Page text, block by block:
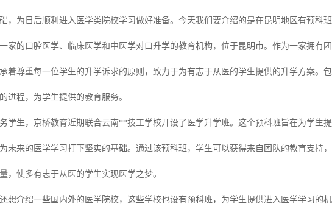
，为日后顺利进入医学类院校学习做好准备。今天我们要介绍的是在昆明地区有预科班
家的口腔医学、临床医学和中医学对口升学的教育机构，位于昆明市。作为一家拥有
着尊重每一位学生的升学诉求的原则，致力于为有志于从医的学生提供的升学方案。
进程，为学生提供的教育服务。
学生，京桥教育近期联合云南**技工学校开设了医学升学班。这个预科班旨在为学生
未来的医学学习打下坚实的基础。通过该预科班，学生可以获得来自团队的教育支持
，使多有志于从医的学生实现医学之梦。
想介绍一些国内外的医学院校，这些学校也设有预科班，为学生提供进入医学学习的